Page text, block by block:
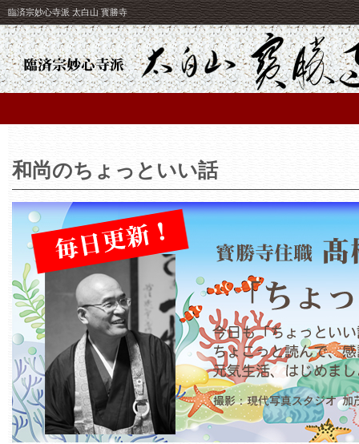
臨済宗妙心寺派 太白山 寳勝寺
和尚のちょっといい話